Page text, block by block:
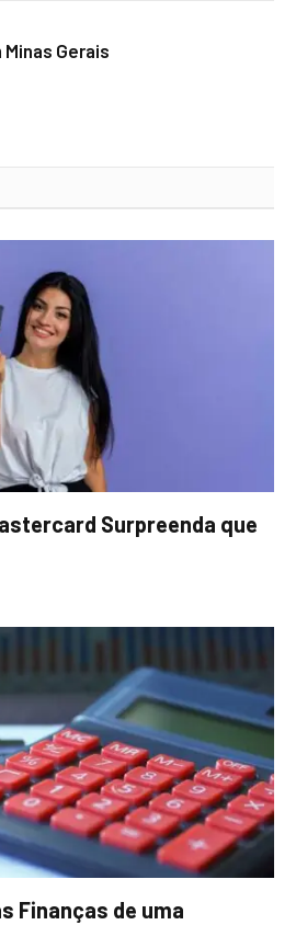
Gerais
Surpreenda que
Finanças de uma